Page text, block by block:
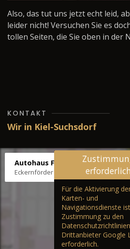
Also, das tut uns jetzt echt leid,
leider nicht! Versuchen Sie es
tollen Seiten, die Sie oben in der
KONTAKT
Wir in Kiel-Suchsdorf
Autohaus Fräter
Eckernförder Str. /Klausbrooker Weg
erforderlich
Für die Aktivierung
Karten- und
Navigationsdienste
Zustimmung zu den
Drittanbieter Google
erforderlich.